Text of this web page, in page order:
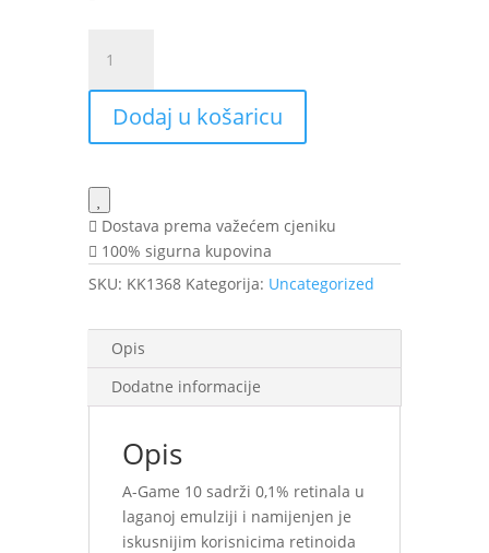
Game
serum
GG
količina
Dodaj u košaricu
Dostava prema važećem cjeniku
100% sigurna kupovina
SKU: KK1368 Kategorija: Uncategorized
Opis
Dodatne informacije
Opis
A-Game 10 sadrži 0,1% retinala u
laganoj emulziji i namijenjen je
iskusnijim korisnicima retinoida